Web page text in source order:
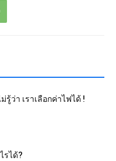
รู้ว่า เราเลือกค่าไฟได้ !
รได้?​